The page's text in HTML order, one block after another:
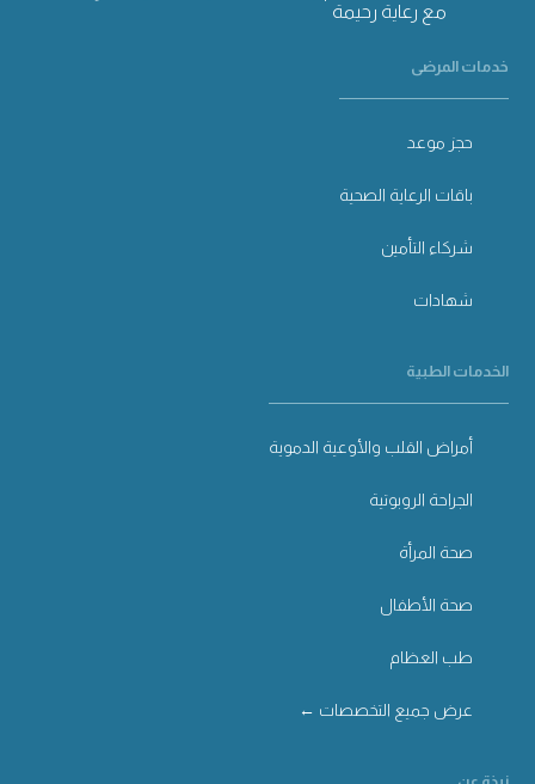
مع رعاية رحيمة
خدمات المرضى
حجز موعد
باقات الرعاية الصحية
شركاء التأمين
شهادات
الخدمات الطبية
أمراض القلب والأوعية الدموية
الجراحة الروبوتية
صحة المرأة
صحة الأطفال
طب العظام
عرض جميع التخصصات ←